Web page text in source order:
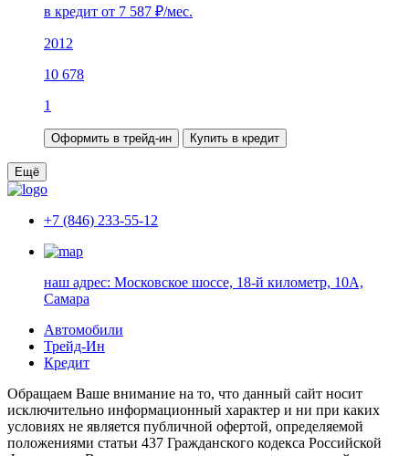
в кредит от 7 587 ₽/мес.
2012
10 678
1
Оформить в трейд-ин Купить в кредит
Ещё
+7 (846) 233-55-12
наш адрес: Московское шоссе, 18-й километр, 10А,
Самара
Автомобили
Трейд-Ин
Кредит
Обращаем Ваше внимание на то, что данный сайт носит
исключительно информационный характер и ни при каких
условиях не является публичной офертой, определяемой
положениями статьи 437 Гражданского кодекса Российской